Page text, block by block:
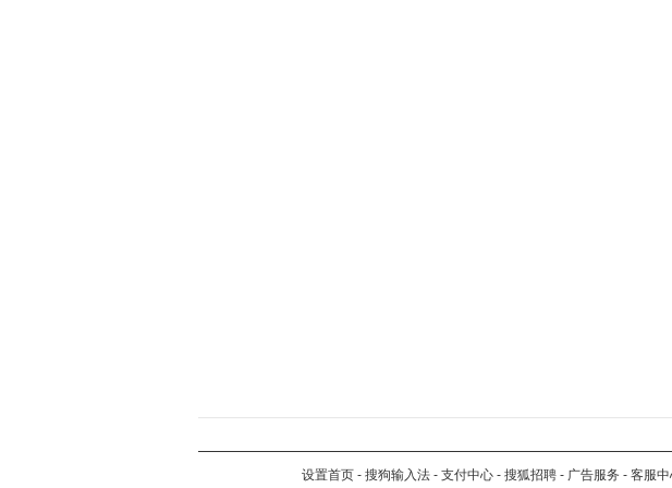
设置首页 - 搜狗输入法 - 支付中心 - 搜狐招聘 - 广告服务 - 客服